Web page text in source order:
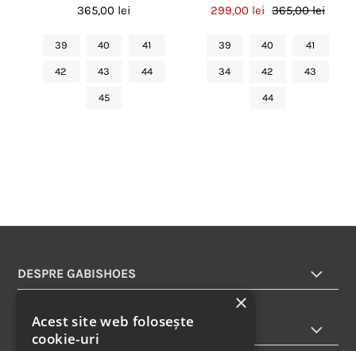
365,00 lei
39 40 41
42 43 44
45
299,00 lei 365,00 lei
39 40 41
34 42 43
44
DESPRE GABISHOES
INFORMATII
×
Acest site web folosește
cookie-uri